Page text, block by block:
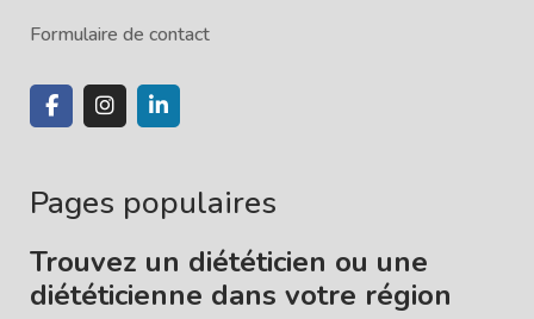
Formulaire de contact
Pages populaires
Trouvez un diététicien ou une
diététicienne dans votre région